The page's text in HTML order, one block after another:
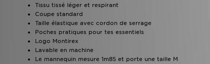
Tissu tissé léger et respirant
Coupe standard
Taille élastique avec cordon de serrage
Poches pratiques pour tes essentiels
Logo Montirex
Lavable en machine
Le mannequin mesure 1m85 et porte une taille M